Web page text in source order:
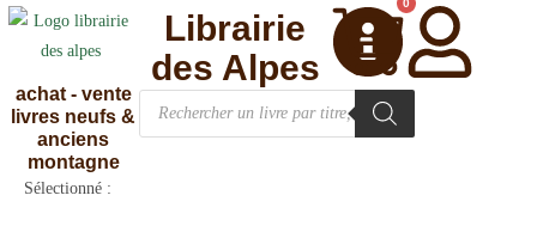
achat - vente
livres neufs &
anciens
montagne
0
Librairie
des Alpes
Sélectionné :